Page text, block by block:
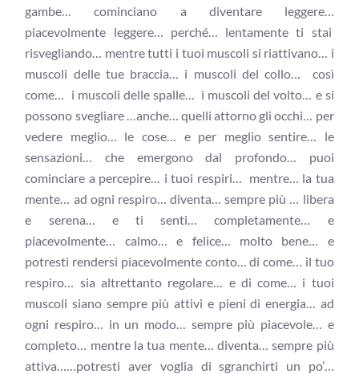
gambe… cominciano a diventare leggere…
piacevolmente leggere… perché… lentamente ti stai
risvegliando… mentre tutti i tuoi muscoli si riattivano… i
muscoli delle tue braccia… i muscoli del collo… così
come… i muscoli delle spalle… i muscoli del volto… e si
possono svegliare …anche… quelli attorno gli occhi… per
vedere meglio… le cose… e per meglio sentire… le
sensazioni… che emergono dal profondo… puoi
cominciare a percepire… i tuoi respiri… mentre… la tua
mente… ad ogni respiro… diventa… sempre più … libera
e serena… e ti senti… completamente… e
piacevolmente… calmo… e felice… molto bene… e
potresti rendersi piacevolmente conto… di come… il tuo
respiro… sia altrettanto regolare… e di come… i tuoi
muscoli siano sempre più attivi e pieni di energia… ad
ogni respiro… in un modo… sempre più piacevole… e
completo… mentre la tua mente… diventa… sempre più
attiva……potresti aver voglia di sgranchirti un po’…